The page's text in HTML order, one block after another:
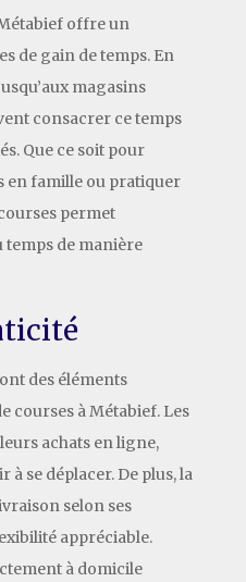
offre un
de gain de temps. En
magasins
consacrer ce temps
Que ce soit pour
en famille ou pratiquer
permet
temps de manière
des éléments
courses à Métabief. Les
achats en ligne,
à se déplacer. De plus, la
selon ses
appréciable.
à domicile